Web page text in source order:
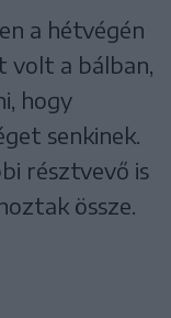
a hétvégén
a bálban,
hogy
senkinek.
résztvevő is
össze.